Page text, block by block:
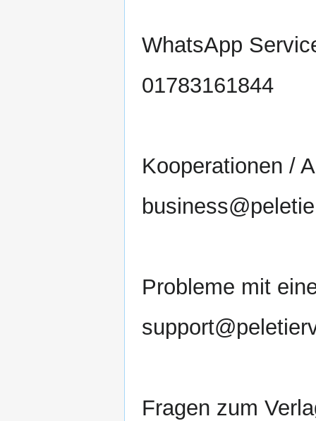
WhatsApp
01783161844
Kooperationen /
Probleme mit
Fragen zum